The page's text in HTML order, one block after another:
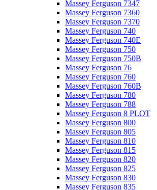
Massey Ferguson 7347
Massey Ferguson 7360
Massey Ferguson 7370
Massey Ferguson 740
Massey Ferguson 740E
Massey Ferguson 750
Massey Ferguson 750B
Massey Ferguson 76
Massey Ferguson 760
Massey Ferguson 760B
Massey Ferguson 780
Massey Ferguson 788
Massey Ferguson 8 PLOT
Massey Ferguson 800
Massey Ferguson 805
Massey Ferguson 810
Massey Ferguson 815
Massey Ferguson 820
Massey Ferguson 825
Massey Ferguson 830
Massey Ferguson 835